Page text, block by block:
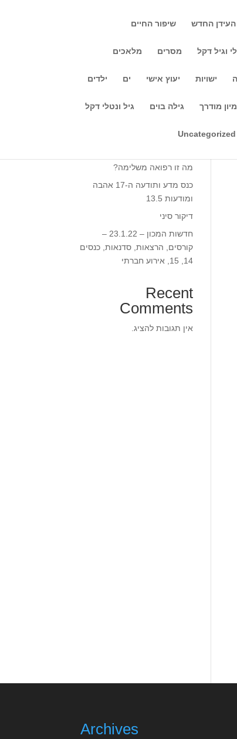
העידן החדש שיפור החיים
וגיל דקל מסרים מלאכים
ישויות יעוץ אישי ים ילדים
מודרך גילה בוים גיל ונטלי דקל
Uncategorized
Recent Posts
מה זו רפואה משלימה?
כנס מדע ותודעה ה-17 אהבה
ומודעות 13.5‎‎
דיקור סיני
חדשות המכון – 23.1.22 –
קורסים, הרצאות, סדנאות, כנסים
14, 15, אירוע חברתי
Recent
Comments
אין תגובות להציג.
Archives